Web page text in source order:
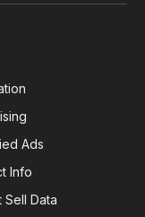
Ads
Info
Sell Data